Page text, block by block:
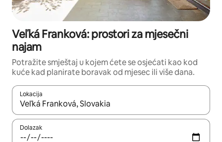
Veľká Franková: prostori za mjesečni
najam
Potražite smještaj u kojem ćete se osjećati kao kod
kuće kad planirate boravak od mjesec ili više dana.
Lokacija
Kada budu dostupni rezultati, moći ćete ih pregledati
Dolazak